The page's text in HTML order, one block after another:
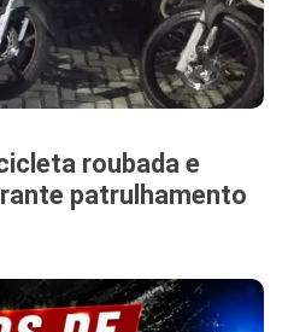
roubada e
patrulhamento